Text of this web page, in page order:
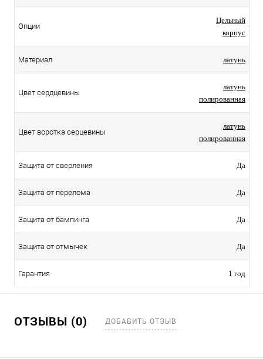
Опции
Цельный
корпус
Материал латунь
Цвет сердцевины
латунь
полированная
Цвет воротка серцевины
латунь
полированная
Защита от сверления Да
Защита от перелома Да
Защита от бампинга Да
Защита от отмычек Да
Гарантия 1 год
ОТЗЫВЫ (0) ДОБАВИТЬ ОТЗЫВ